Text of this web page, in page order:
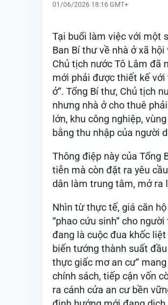
01/06/2026 18:16 GMT+
Tại buổi làm việc với một
Ban Bí thư về nhà ở xã
Chủ tịch nước Tô Lâm đã
mới phải được thiết kế
ở”. Tổng Bí thư, Chủ tịch
nhưng nhà ở cho thuê
lớn, khu công nghiệp,
bằng thu nhập của người
Thông điệp này của Tổng
tiễn mà còn đặt ra yêu
dân làm trung tâm, mở ra
Nhìn từ thực tế, giá căn
“phao cứu sinh” cho
đang là cuộc đua khốc
biến tướng thành suất
thực giấc mơ an cư”
chính sách, tiếp cận vốn
ra cánh cửa an cư bền